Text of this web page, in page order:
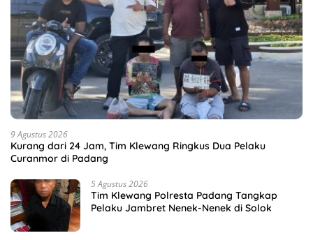
9 Agustus 2026
Kurang dari 24 Jam, Tim Klewang Ringkus Dua Pelaku
Curanmor di Padang
5 Agustus 2026
Tim Klewang Polresta Padang Tangkap
Pelaku Jambret Nenek-Nenek di Solok